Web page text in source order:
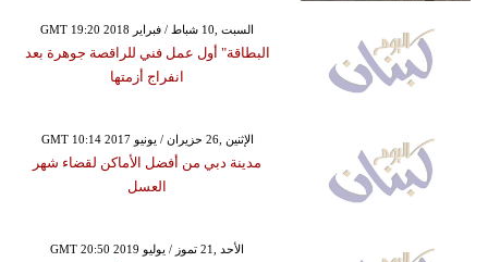
GMT 19:20 2018 السبت ,10 شباط / فبراير
البطاقة" أول عمل فني للراقصة جوهرة بعد
انفراج أزمتها
GMT 10:14 2017 الإثنين ,26 حزيران / يونيو
مدينة دبي من أفضل الأماكن لقضاء شهر
العسل
GMT 20:50 2019 الأحد ,21 تموز / يوليو